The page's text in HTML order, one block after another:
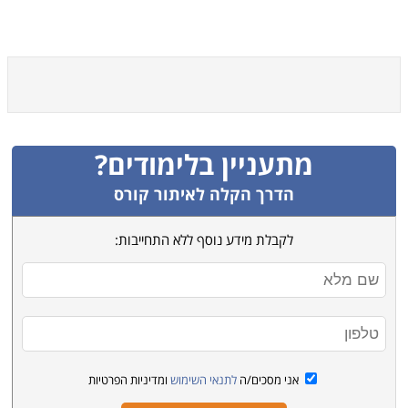
מתעניין בלימודים?
הדרך הקלה לאיתור קורס
לקבלת מידע נוסף ללא התחייבות:
אני מסכים/ה לתנאי השימוש ומדיניות הפרטיות